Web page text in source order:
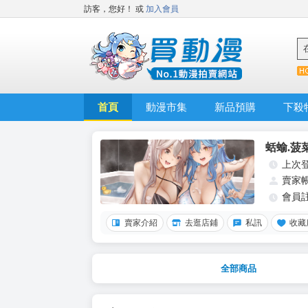
訪客，您好！ 或 加入會員
首頁 動漫市集 新品預購 下殺
蛞蝓.菠
上次
賣家
會員
賣家介紹 去逛店鋪 私訊 收藏
全部商品